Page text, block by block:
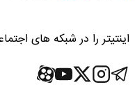
اینتیتر را در شبکه های